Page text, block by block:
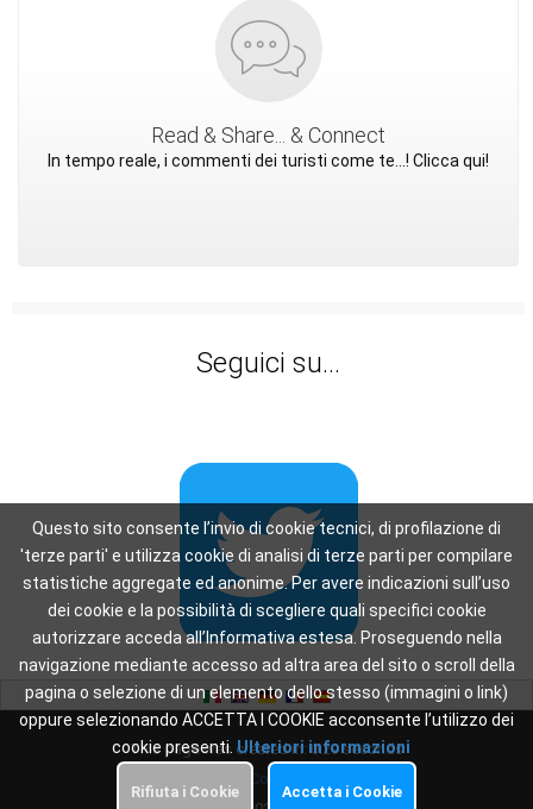
Read & Share... & Connect
In tempo reale, i commenti dei turisti come te...! Clicca qui!
Seguici su...
This page was created in: 0.29 seconds
Cookie Policy
Questo sito consente l’invio di cookie tecnici, di profilazione di
'terze parti' e utilizza cookie di analisi di terze parti per compilare
statistiche aggregate ed anonime. Per avere indicazioni sull’uso
dei cookie e la possibilità di scegliere quali specifici cookie
autorizzare acceda all’Informativa estesa. Proseguendo nella
navigazione mediante accesso ad altra area del sito o scroll della
pagina o selezione di un elemento dello stesso (immagini o link)
oppure selezionando ACCETTA I COOKIE acconsente l’utilizzo dei
cookie presenti. Ulteriori informazioni
Rifiuta i Cookie Accetta i Cookie